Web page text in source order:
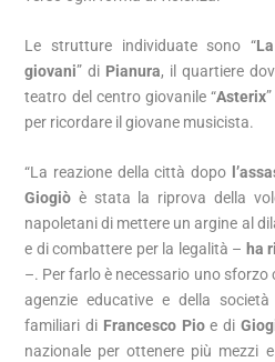
Le strutture individuate sono “
giovani” di Pianura, il quartiere
teatro del centro giovanile “Asterix
per ricordare il giovane musicista.
“La reazione della città dopo
Giogiò è stata la riprova della
napoletani di mettere un argine al
e di combattere per la legalità – ha
–. Per farlo è necessario uno sforzo
agenzie educative e della
familiari di Francesco Pioe di
nazionale per ottenere più mezzi